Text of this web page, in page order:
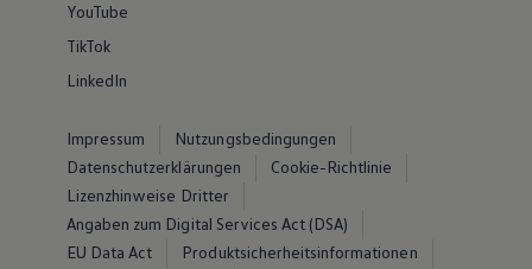
YouTube
TikTok
LinkedIn
Impressum
Nutzungsbedingungen
Datenschutzerklärungen
Cookie-Richtlinie
Lizenzhinweise Dritter
Angaben zum Digital Services Act (DSA)
EU Data Act
Produktsicherheitsinformationen